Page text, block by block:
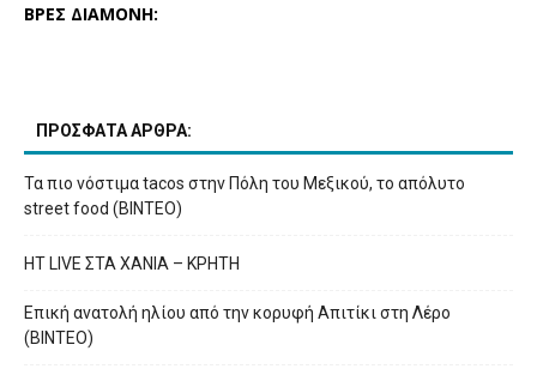
ΒΡΕΣ ΔΙΑΜΟΝΗ:
ΠΡΟΣΦΑΤΑ ΑΡΘΡΑ:
Τα πιο νόστιμα tacos στην Πόλη του Μεξικού, το απόλυτο
street food (ΒΙΝΤΕΟ)
HT LIVE ΣΤΑ ΧΑΝΙΑ – ΚΡΗΤΗ
Επική ανατολή ηλίου από την κορυφή Απιτίκι στη Λέρο
(ΒΙΝΤΕΟ)